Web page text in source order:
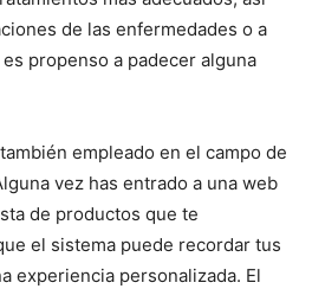
de las enfermedades o a
propenso a padecer alguna
empleado en el campo de
vez has entrado a una web
de productos que te
el sistema puede recordar tus
experiencia personalizada. El